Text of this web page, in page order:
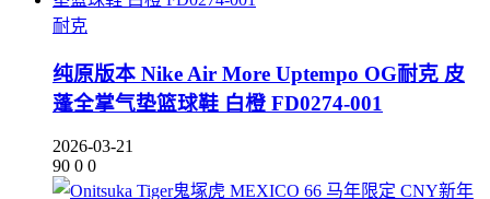
耐克
纯原版本 Nike Air More Uptempo OG耐克 皮
蓬全掌气垫篮球鞋 白橙 FD0274-001
2026-03-21
90 0 0